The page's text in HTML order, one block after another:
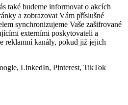
také budeme informovat o akcích
a zobrazovat Vám příslušné
synchronizujeme Vaše zašifrované
externími poskytovateli a
reklamní kanály, pokud již jejich
LinkedIn, Pinterest, TikTok